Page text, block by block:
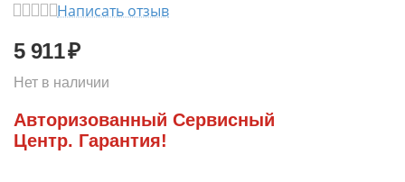
Написать отзыв
5 911₽
Нет в наличии
Авторизованный Сервисный
Центр. Гарантия!